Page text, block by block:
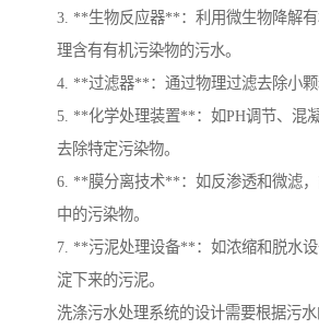
3. **生物反应器**：利用微生物降解
理含有有机污染物的污水。
4. **过滤器**：通过物理过滤去除小颗
5. **化学处理装置**：如PH调节、混
去除特定污染物。
6. **膜分离技术**：如反渗透和微滤
中的污染物。
7. **污泥处理设备**：如浓缩和脱水
淀下来的污泥。
洗涤污水处理系统的设计需要根据污